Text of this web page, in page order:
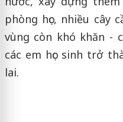
phòng học, nhiều
vùng còn khó khăn -
các em học sinh trở
lai.